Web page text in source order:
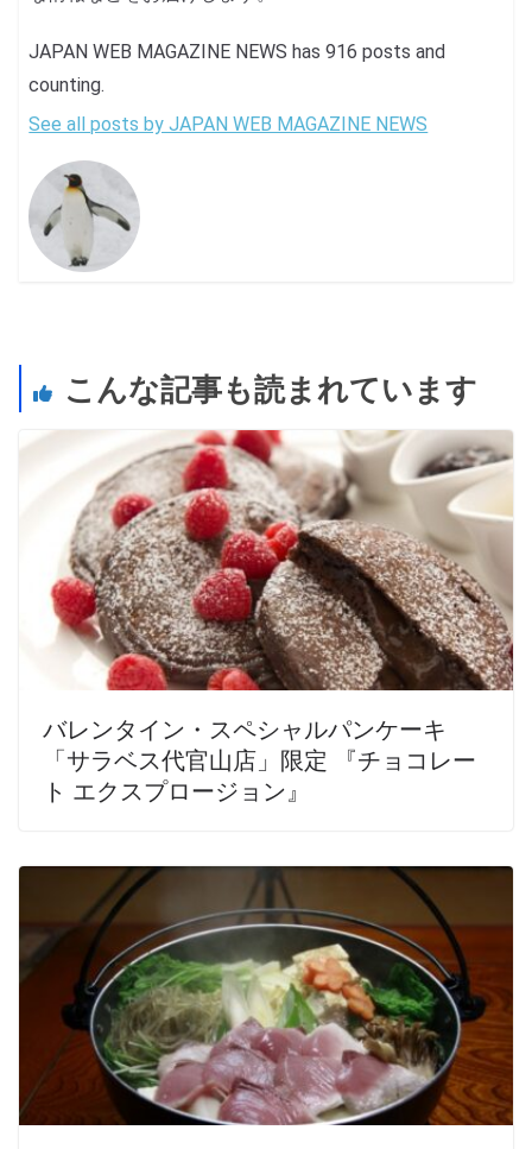
JAPAN WEB MAGAZINE NEWS has 916 posts and
counting.
See all posts by JAPAN WEB MAGAZINE NEWS
こんな記事も読まれています
バレンタイン・スペシャルパンケーキ
「サラベス代官山店」限定 『チョコレー
ト エクスプロージョン』